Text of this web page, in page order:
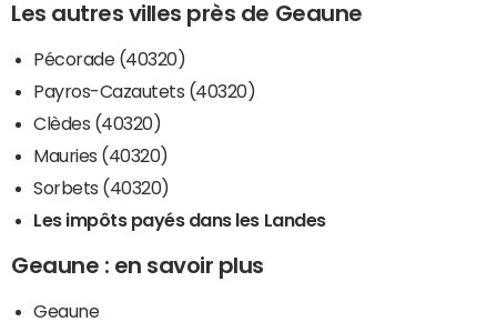
Les autres villes près de Geaune
Pécorade (40320)
Payros-Cazautets (40320)
Clèdes (40320)
Mauries (40320)
Sorbets (40320)
Les impôts payés dans les Landes
Geaune : en savoir plus
Geaune